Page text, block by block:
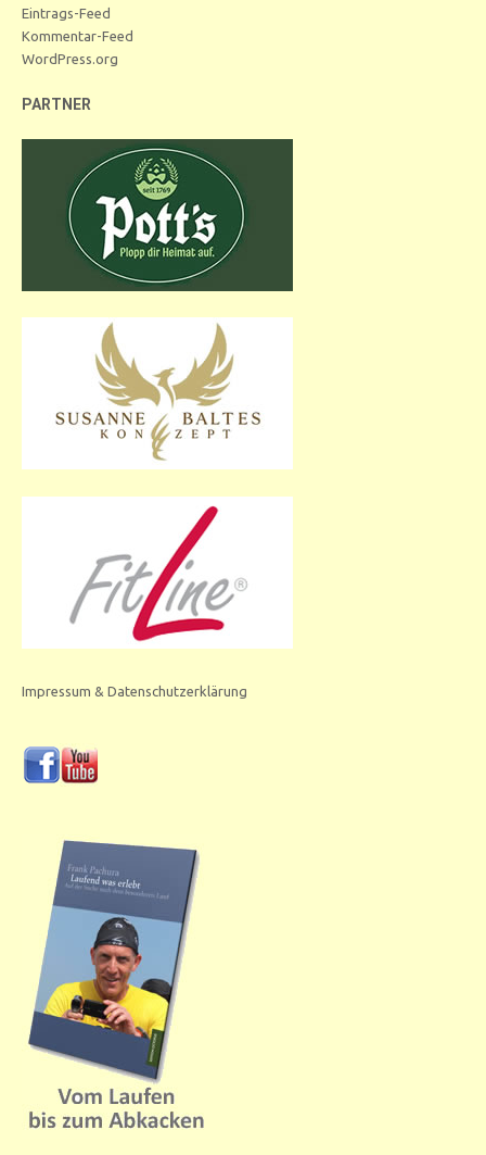
Eintrags-Feed
Kommentar-Feed
WordPress.org
PARTNER
Impressum & Datenschutzerklärung